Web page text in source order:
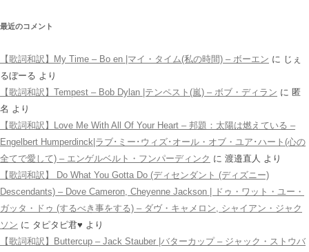
最近のコメント
【歌詞和訳】My Time – Bo en |マイ・タイム(私の時間) – ボーエン に じぇ
るぼーる より
【歌詞和訳】Tempest – Bob Dylan |テンペスト(嵐) – ボブ・ディラン に 匿
名 より
【歌詞和訳】Love Me With All Of Your Heart – 邦題：太陽は燃えている –
Engelbert Humperdinck|ラブ･ミー･ウィズ･オール・オブ・ユア･ハート(心の
全てで愛して) – エンゲルベルト・フンパーディンク に 渡邉直人 より
【歌詞和訳】 Do What You Gotta Do (ディセンダント (ディズニー)
Descendants) – Dove Cameron, Cheyenne Jackson | ドゥ・ワット・ユー・
ガッタ・ドゥ (するべき事をする) – ダヴ・キャメロン, シャイアン・ジャク
ソン に タピタピ君♥️ より
【歌詞和訳】Buttercup – Jack Stauber |バターカップ – ジャック・ストウバ